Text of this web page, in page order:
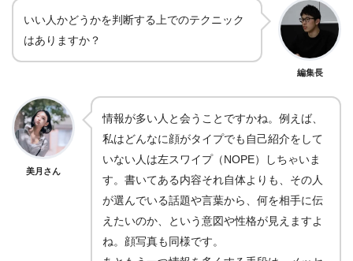
いい人かどうかを判断する上でのテクニック
はありますか？
編集長
美月さん
情報が多い人と会うことですかね。例えば、
私はどんなに顔がタイプでも自己紹介をして
いない人は左スワイプ（NOPE）しちゃいま
す。書いてある内容それ自体よりも、その人
が選んでいる話題や言葉から、何を相手に伝
えたいのか、という意図や性格が見えますよ
ね。顔写真も同様です。